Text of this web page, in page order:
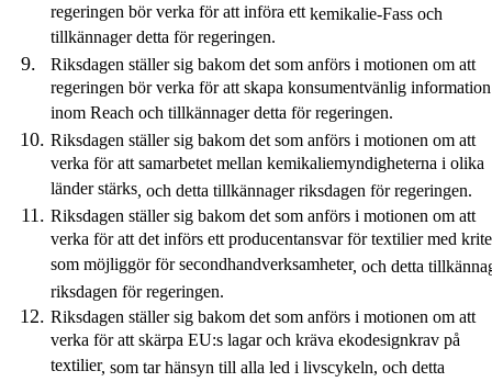
regeringen bör verka för att införa ettkemikalie-Fassoch
tillkännager detta för regeringen.
Riksdagen ställer sig bakom det som anförs i motionen om att
regeringen bör verka för att skapa konsumentvänlig information
inom Reach och tillkännager detta för regeringen.
Riksdagen ställer sig bakom det som anförs i motionen om att
verka för att samarbetet mellan kemikaliemyndigheterna i olika
länder stärks, och detta tillkännagerriksdagen för regeringen.
Riksdagen ställer sig bakom det som anförs i motionen om att
verka för att det införs ett producentansvar för textilier med
som möjliggör för secondhandverksamheter, och detta
riksdagen för regeringen.
Riksdagen ställer sig bakom det som anförs i motionen om att
verka för att skärpa EU:s lagar och kräva ekodesignkrav på
textilier, som tar hänsyn till alla led i livscykeln, och detta